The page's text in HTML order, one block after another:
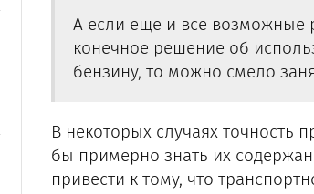
А если еще и все возможные
конечное решение об
бензину, то можно смело
В некоторых случаях точность
бы примерно знать их
привести к тому, что